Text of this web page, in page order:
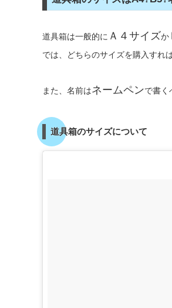
道具箱は一般的に Ａ４サイズか
では、どちらのサイズを購入すれ
また、名前はネームペンで書く
道具箱のサイズについて